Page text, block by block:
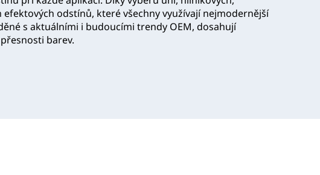
efektových odstínů, které všechny využívají nejmodernější
s aktuálními i budoucími trendy OEM, dosahují
barev.